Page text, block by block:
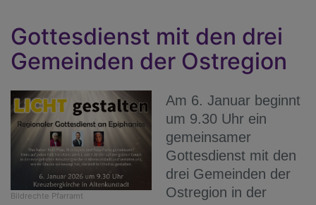
Gottesdienst mit den drei
Gemeinden der Ostregion
Bildrechte Pfarramt
Am 6. Januar beginnt
um 9.30 Uhr ein
gemeinsamer
Gottesdienst mit den
drei Gemeinden der
Ostregion in der